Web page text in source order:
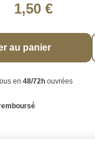
1,50 €
au panier
en48/72h ouvrées